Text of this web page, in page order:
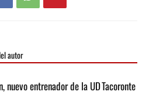
autor
nuevo entrenador de la UD Tacoronte